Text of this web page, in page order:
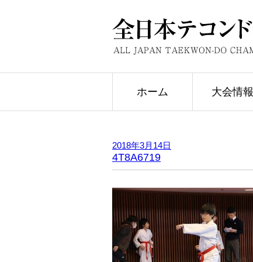
ホーム 大会情報
2018年3月14日
4T8A6719